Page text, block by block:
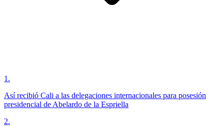
1 .
Así recibió Cali a las delegaciones internacionales para posesión
presidencial de Abelardo de la Espriella
2.